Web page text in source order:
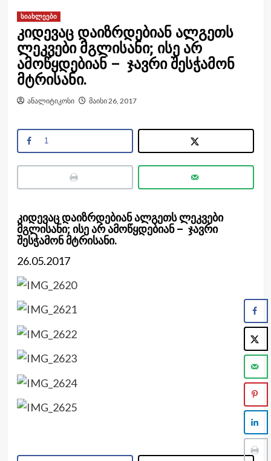
სიახლეები
კიდევაც დაიზრდებიან ალგეთს
ლეკვები მგლისანი; ისე არ
ამოწყდებიან – ჯავრი შესჭამონ
მტრისანი.
ანალიტიკოსი მაისი 26, 2017
1
კიდევაც დაიზრდებიან ალგეთს ლეკვები
მგლისანი; ისე არ ამოწყდებიან – ჯავრი
შესჭამონ მტრისანი.
26.05.2017